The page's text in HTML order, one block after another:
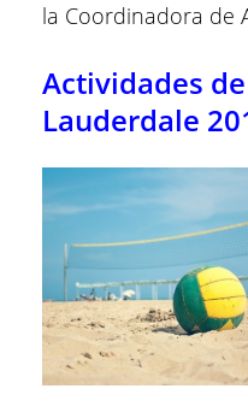
la Coordinadora de
Actividades
Lauderdale